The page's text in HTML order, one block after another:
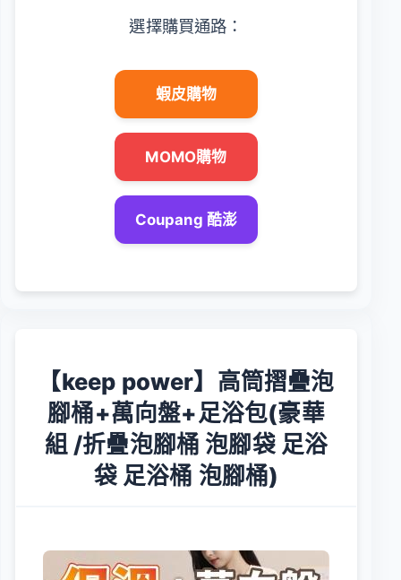
選擇購買通路：
蝦皮購物
MOMO購物
Coupang 酷澎
【keep power】高筒摺疊泡
腳桶+萬向盤+足浴包(豪華
組 /折疊泡腳桶 泡腳袋 足浴
袋 足浴桶 泡腳桶)